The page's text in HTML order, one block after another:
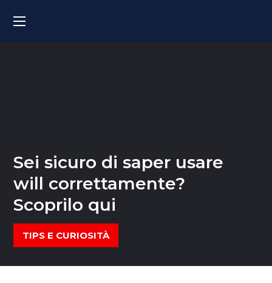
Sei sicuro di saper usare
will correttamente?
Scoprilo qui
TIPS E CURIOSITÀ